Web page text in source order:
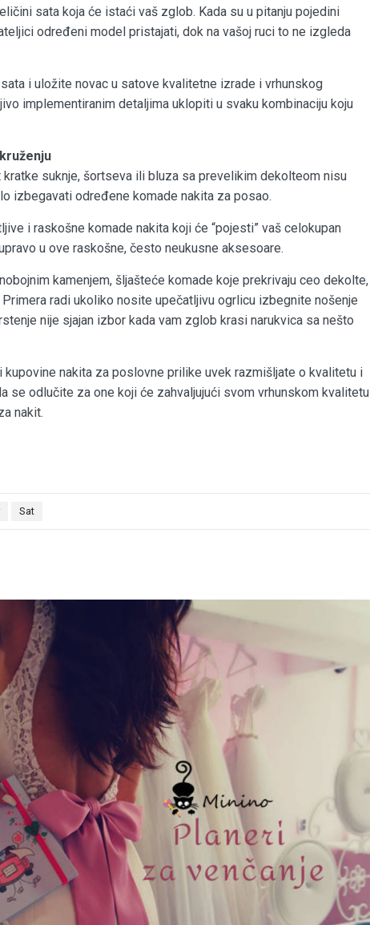
sata koja će istaći vaš zglob. Kada su u pitanju pojedini
određeni model pristajati, dok na vašoj ruci to ne izgleda
i uložite novac u satove kvalitetne izrade i vrhunskog
implementiranim detaljima uklopiti u svaku kombinaciju koju
suknje, šortseva ili bluza sa prevelikim dekolteom nisu
izbegavati određene komade nakita za posao.
i raskošne komade nakita koji će “pojesti” vaš celokupan
u ove raskošne, često neukusne aksesoare.
kamenjem, šljašteće komade koje prekrivaju ceo dekolte,
radi ukoliko nosite upečatljivu ogrlicu izbegnite nošenje
nije sjajan izbor kada vam zglob krasi narukvica sa nešto
kupovine nakita za poslovne prilike uvek razmišljate o kvalitetu i
se odlučite za one koji će zahvaljujući svom vrhunskom kvalitetu
nakit.
Sat